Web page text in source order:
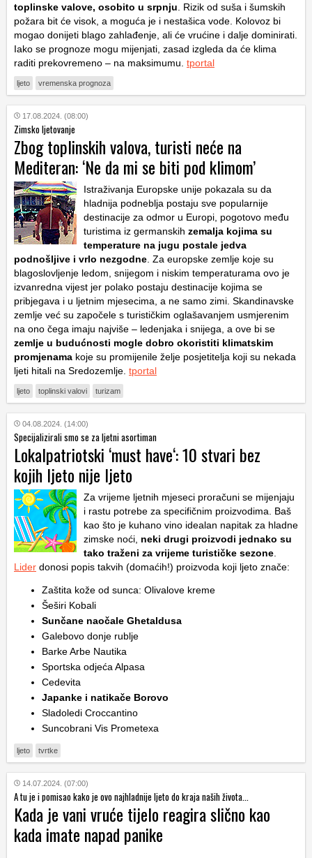
toplinske valove, osobito u srpnju . Rizik od suša i šumskih
požara bit će visok, a moguća je i nestašica vode. Kolovoz bi
mogao donijeti blago zahlađenje, ali će vrućine i dalje dominirati.
Iako se prognoze mogu mijenjati, zasad izgleda da će klima
raditi prekovremeno – na maksimumu. tportal
ljeto vremenska prognoza
17.08.2024. (08:00)
Zimsko ljetovanje
Zbog toplinskih valova, turisti neće na
Mediteran: ‘Ne da mi se biti pod klimom’
Istraživanja Europske unije pokazala su da
hladnija podneblja postaju sve popularnije
destinacije za odmor u Europi, pogotovo među
turistima iz germanskih zemalja kojima su
temperature na jugu postale jedva
podnošljive i vrlo nezgodne . Za europske zemlje koje su
blagoslovljenje ledom, snijegom i niskim temperaturama ovo je
izvanredna vijest jer polako postaju destinacije kojima se
pribjegava i u ljetnim mjesecima, a ne samo zimi. Skandinavske
zemlje već su započele s turističkim oglašavanjem usmjerenim
na ono čega imaju najviše – ledenjaka i snijega, a ove bi se
zemlje u budućnosti mogle dobro okoristiti klimatskim
promjenama koje su promijenile želje posjetitelja koji su nekada
ljeti hitali na Sredozemlje. tportal
ljeto toplinski valovi turizam
04.08.2024. (14:00)
Specijalizirali smo se za ljetni asortiman
Lokalpatriotski ‘must have‘: 10 stvari bez
kojih ljeto nije ljeto
Za vrijeme ljetnih mjeseci proračuni se mijenjaju
i rastu potrebe za specifičnim proizvodima. Baš
kao što je kuhano vino idealan napitak za hladne
zimske noći, neki drugi proizvodi jednako su
tako traženi za vrijeme turističke sezone
Lider donosi popis takvih (domaćih!) proizvoda koji ljeto znače:
Zaštita kože od sunca: Olivalove kreme
Šeširi Kobali
Sunčane naočale Ghetaldusa
Galebovo donje rublje
Barke Arbe Nautika
Sportska odjeća Alpasa
Cedevita
Japanke i natikače Borovo
Sladoledi Croccantino
Suncobrani Vis Prometexa
ljeto tvrtke
14.07.2024. (07:00)
A tu je i pomisao kako je ovo najhladnije ljeto do kraja naših života...
Kada je vani vruće tijelo reagira slično kao
kada imate napad panike